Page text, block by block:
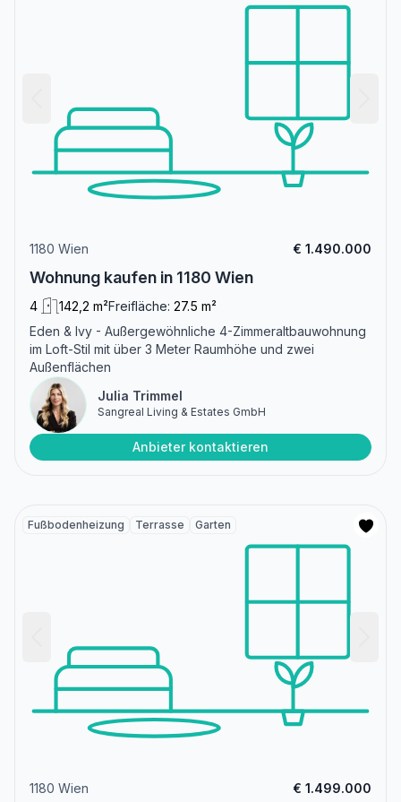
1180 Wien € 1.490.000
Wohnung kaufen in 1180 Wien
4 142,2 m²Freifläche: 27.5 m²
Eden & Ivy - Außergewöhnliche 4-Zimmeraltbauwohnung
im Loft-Stil mit über 3 Meter Raumhöhe und zwei
Außenflächen
Julia Trimmel
Sangreal Living & Estates GmbH
Anbieter kontaktieren
Fußbodenheizung Terrasse Garten
1180 Wien € 1.499.000